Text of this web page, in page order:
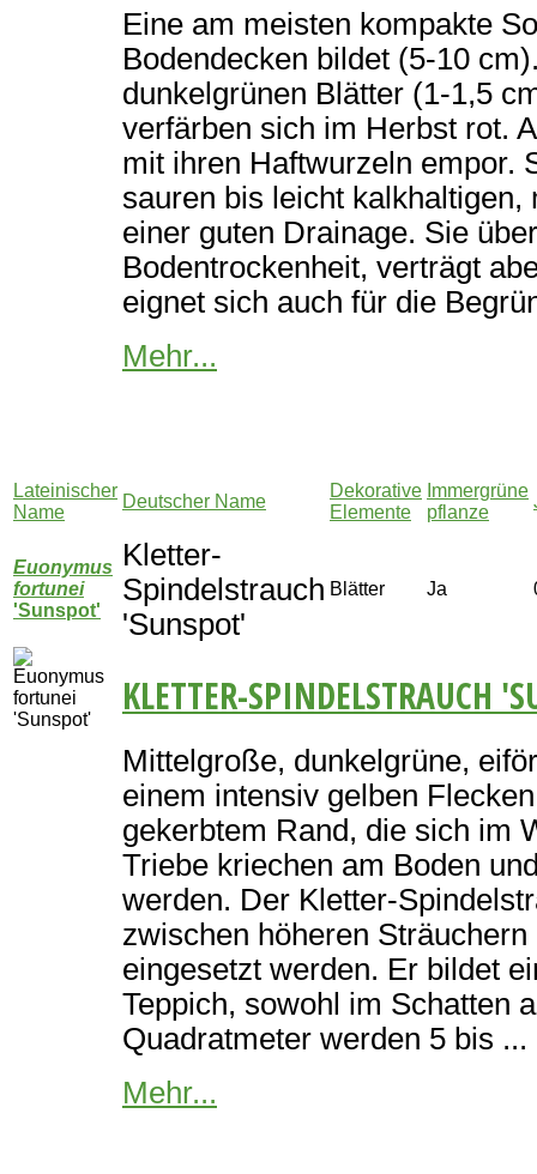
Eine am meisten kompakte
Bodendecken bildet (5-10
dunkelgrünen Blätter (1-1,5
verfärben sich im Herbst rot.
mit ihren Haftwurzeln empor.
sauren bis leicht
einer guten Drainage. Sie
Bodentrockenheit, verträgt
eignet sich auch für die
Mehr...
Lateinischer
Name
Deutscher Name
Dekorative
Elemente
Immergrüne
pflanze
Euonymus
fortunei
'Sunspot'
Kletter-
Spindelstrauch
'Sunspot'
Blätter Ja
KLETTER-SPINDELSTRAUCH
Mittelgroße, dunkelgrüne,
einem intensiv gelben
gekerbtem Rand, die sich im
Triebe kriechen am Boden
werden. Der Kletter-
zwischen höheren
eingesetzt werden. Er bildet
Teppich, sowohl im Schatten
Quadratmeter werden 5 bis ...
Mehr...